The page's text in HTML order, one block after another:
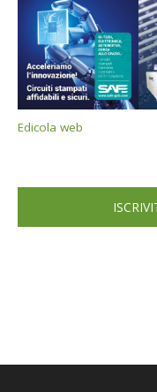
Edicola web